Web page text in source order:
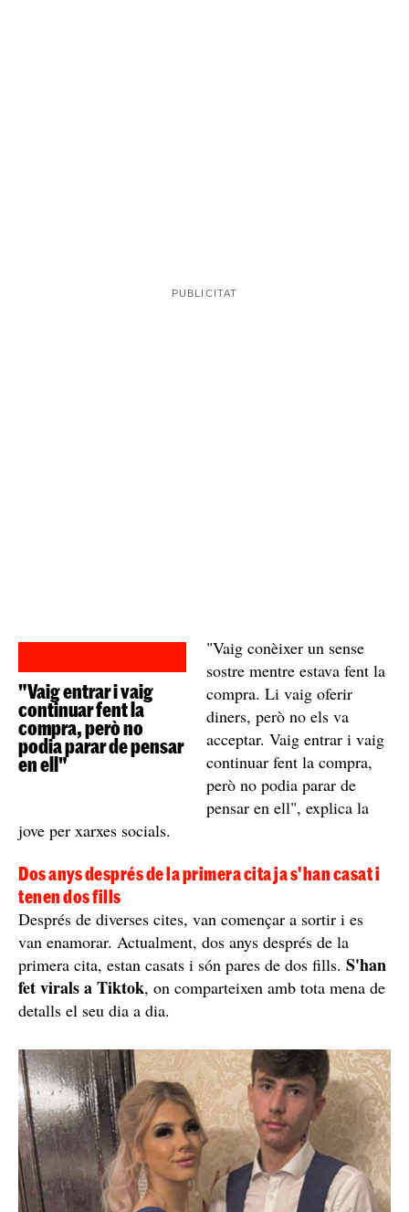
"Vaig entrar i vaig
continuar fent la
compra, però no
podia parar de pensar
en ell"
"Vaig conèixer un sense
sostre mentre estava fent la
compra. Li vaig oferir
diners, però no els va
acceptar. Vaig entrar i vaig
continuar fent la compra,
però no podia parar de
pensar en ell", explica la
jove per xarxes socials.
Dos anys després de la primera cita ja s'han casat i
tenen dos fills
Després de diverses cites, van començar a sortir i es
van enamorar. Actualment, dos anys després de la
primera cita, estan casats i són pares de dos fills. S'han
fet virals a Tiktok, on comparteixen amb tota mena de
detalls el seu dia a dia.